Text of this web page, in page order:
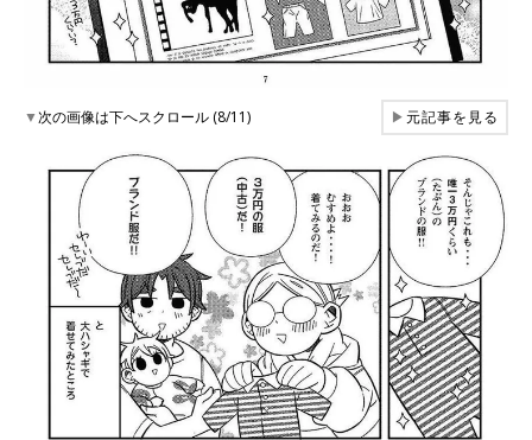
▼次の画像は下へスクロール (8/11) ▶元記事を見る